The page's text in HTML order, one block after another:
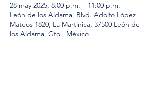
28 may 2025, 8:00 p.m. – 11:00 p.m.
León de los Aldama, Blvd. Adolfo López
Mateos 1820, La Martinica, 37500 León de
los Aldama, Gto., México